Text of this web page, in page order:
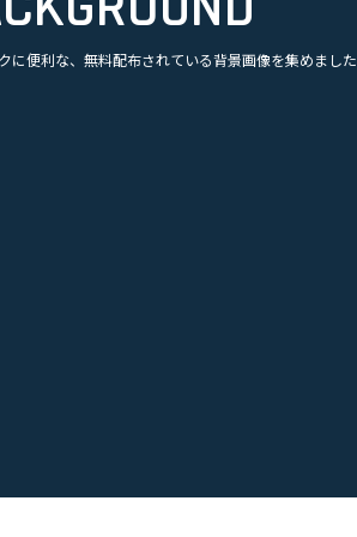
に便利な、無料配布されている背景画像を集めました